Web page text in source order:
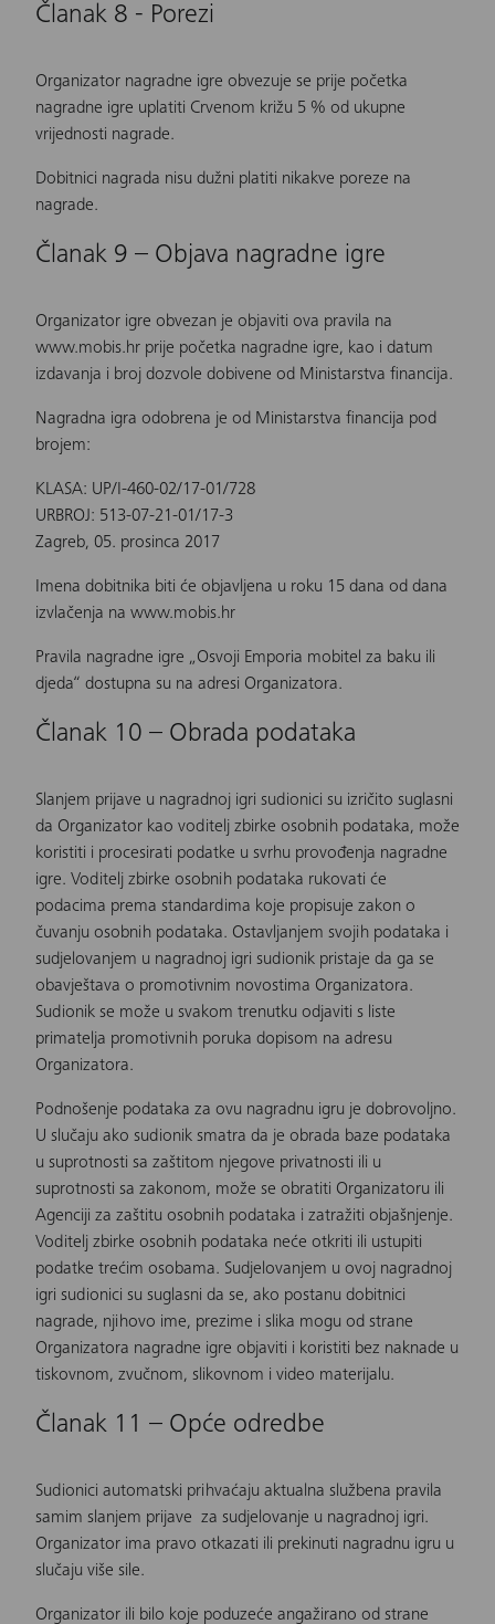
Članak 8 - Porezi
Organizator nagradne igre obvezuje se prije početka
nagradne igre uplatiti Crvenom križu 5 % od ukupne
vrijednosti nagrade.
Dobitnici nagrada nisu dužni platiti nikakve poreze na
nagrade.
Članak 9 – Objava nagradne igre
Organizator igre obvezan je objaviti ova pravila na
www.mobis.hr prije početka nagradne igre, kao i datum
izdavanja i broj dozvole dobivene od Ministarstva financija.
Nagradna igra odobrena je od Ministarstva financija pod
brojem:
KLASA: UP/I-460-02/17-01/728
URBROJ: 513-07-21-01/17-3
Zagreb, 05. prosinca 2017
Imena dobitnika biti će objavljena u roku 15 dana od dana
izvlačenja na www.mobis.hr
Pravila nagradne igre „Osvoji Emporia mobitel za baku ili
djeda“ dostupna su na adresi Organizatora.
Članak 10 – Obrada podataka
Slanjem prijave u nagradnoj igri sudionici su izričito suglasni
da Organizator kao voditelj zbirke osobnih podataka, može
koristiti i procesirati podatke u svrhu provođenja nagradne
igre. Voditelj zbirke osobnih podataka rukovati će
podacima prema standardima koje propisuje zakon o
čuvanju osobnih podataka. Ostavljanjem svojih podataka i
sudjelovanjem u nagradnoj igri sudionik pristaje da ga se
obavještava o promotivnim novostima Organizatora.
Sudionik se može u svakom trenutku odjaviti s liste
primatelja promotivnih poruka dopisom na adresu
Organizatora.
Podnošenje podataka za ovu nagradnu igru je dobrovoljno.
U slučaju ako sudionik smatra da je obrada baze podataka
u suprotnosti sa zaštitom njegove privatnosti ili u
suprotnosti sa zakonom, može se obratiti Organizatoru ili
Agenciji za zaštitu osobnih podataka i zatražiti objašnjenje.
Voditelj zbirke osobnih podataka neće otkriti ili ustupiti
podatke trećim osobama. Sudjelovanjem u ovoj nagradnoj
igri sudionici su suglasni da se, ako postanu dobitnici
nagrade, njihovo ime, prezime i slika mogu od strane
Organizatora nagradne igre objaviti i koristiti bez naknade u
tiskovnom, zvučnom, slikovnom i video materijalu.
Članak 11 – Opće odredbe
Sudionici automatski prihvaćaju aktualna službena pravila
samim slanjem prijave za sudjelovanje u nagradnoj igri.
Organizator ima pravo otkazati ili prekinuti nagradnu igru u
slučaju više sile.
Organizator ili bilo koje poduzeće angažirano od strane